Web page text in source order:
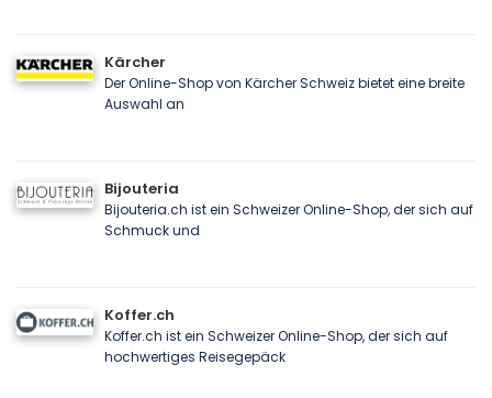
Kärcher
Der Online-Shop von Kärcher Schweiz bietet eine breite
Auswahl an
Bijouteria
Bijouteria.ch ist ein Schweizer Online-Shop, der sich auf
Schmuck und
Koffer.ch
Koffer.ch ist ein Schweizer Online-Shop, der sich auf
hochwertiges Reisegepäck